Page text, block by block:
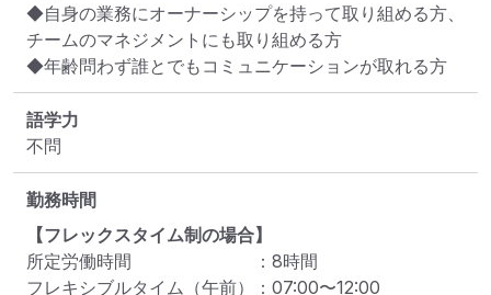
◆自身の業務にオーナーシップを持って取り組める方、
チームのマネジメントにも取り組める方
◆年齢問わず誰とでもコミュニケーションが取れる方
語学力
不問
勤務時間
【フレックスタイム制の場合】
所定労働時間
： 8時間
フレキシブルタイム（午前）
： 07:00〜12:00